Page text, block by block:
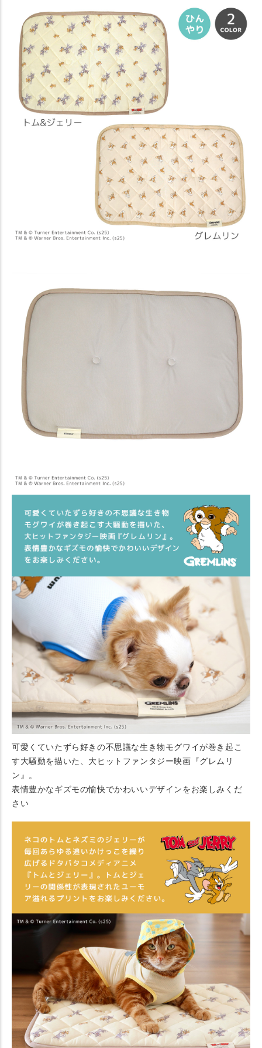
可愛くていたずら好きの不思議な生き物モグワイが巻き起こ
す大騒動を描いた、大ヒットファンタジー映画『グレムリ
ン』。
表情豊かなギズモの愉快でかわいいデザインをお楽しみくだ
さい